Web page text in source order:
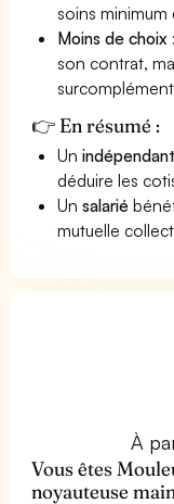
soins minimum
Moins de choix
son contrat,
👉 En résumé :
Unindépendant
déduire les
Unsalarié
mutuelle
À
Vous êtes
noyauteuse